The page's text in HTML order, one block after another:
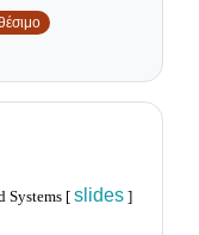
Systems [slides ]